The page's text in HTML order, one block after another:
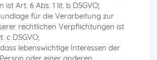
Art. 6 Abs. 1 lit. b DSGVO;
für die Verarbeitung zur
rechtlichen Verpflichtungen ist
c DSGVO;
lebenswichtige Interessen der